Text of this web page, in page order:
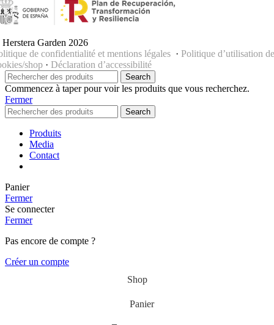
Garden 2026
de confidentialité et mentions légales · Politique d’utilisation
shop · Déclaration d’accessibilité
Search
Commencez à taper pour voir les produits que vous recherchez.
Fermer
Search
Produits
Media
Contact
Panier
Fermer
Se connecter
Fermer
Pas encore de compte ?
Créer un compte
Shop
Panier